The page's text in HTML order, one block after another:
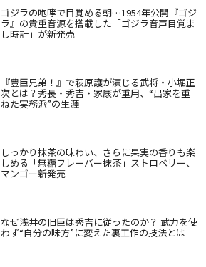
ゴジラの咆哮で目覚める朝…1954年公開『ゴジ
ラ』の貴重音源を搭載した「ゴジラ音声目覚ま
し時計」が新発売
『豊臣兄弟！』で萩原護が演じる武将・小堀正
次とは？秀長・秀吉・家康が重用、“出家を重
ねた実務派”の生涯
しっかり抹茶の味わい、さらに果実の香りも楽
しめる「無糖フレーバー抹茶」ストロベリー、
マンゴー新発売
なぜ浅井の旧臣は秀吉に従ったのか？ 武力を使
わず“自分の味方”に変えた裏工作の技法とは